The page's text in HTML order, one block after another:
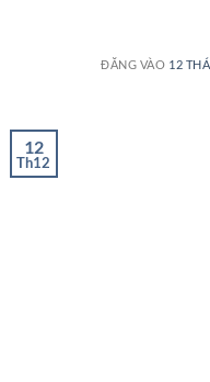
ĐĂNG VÀO 12
12
Th12